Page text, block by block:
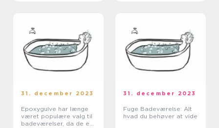
31. december 2023
Epoxygulve har længe
været populære valg til
badeværelser, da de er
31. december 2023
Fuge Badeværelse: Alt
hvad du behøver at vide